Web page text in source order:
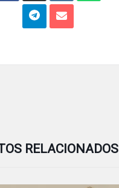
RELACIONADOS